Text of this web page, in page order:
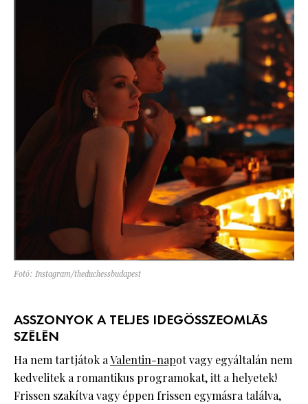
Fotó: Instagram/theduchessbudapest
ASSZONYOK A TELJES IDEGÖSSZEOMLÁS
SZÉLÉN
Ha nem tartjátok aValentin-napot vagy egyáltalán nem
kedvelitek a romantikus programokat, itt a helyetek!
Frissen szakítva vagy éppen frissen egymásra találva,